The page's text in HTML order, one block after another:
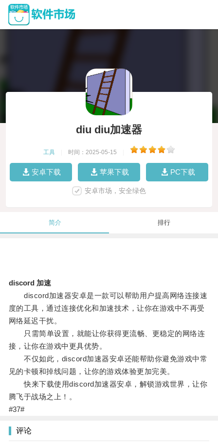
diu diu加速器
工具 时间：2025-05-15
安卓下载 苹果下载 PC下载
安卓市场，安全绿色
简介 排行
discord 加速
discord加速器安卓是一款可以帮助用户提高网络连接速
度的工具，通过连接优化和加速技术，让你在游戏中不再受
网络延迟干扰。
只需简单设置，就能让你获得更流畅、更稳定的网络连
接，让你在游戏中更具优势。
不仅如此，discord加速器安卓还能帮助你避免游戏中常
见的卡顿和掉线问题，让你的游戏体验更加完美。
快来下载使用discord加速器安卓，解锁游戏世界，让你
腾飞于战场之上！。
#37#
评论